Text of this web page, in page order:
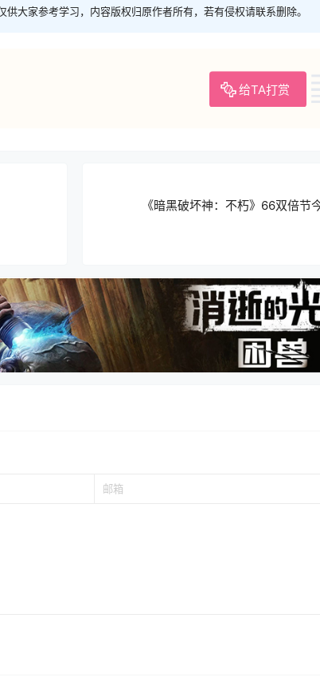
大家参考学习，内容版权归原作者所有，若有侵权请联系删除。
给TA打赏
《暗黑破坏神：不朽》66双倍节